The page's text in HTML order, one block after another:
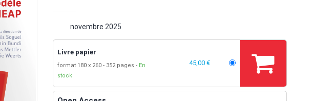
novembre 2025
Livre papier
format 180 x 260 352 pages
En
stock
45,00 €